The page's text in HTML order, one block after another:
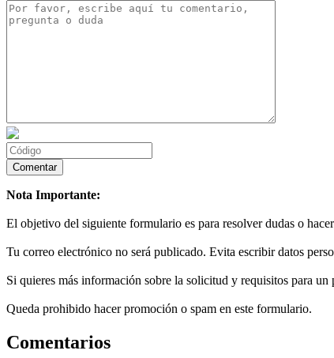
Nota Importante:
El objetivo del siguiente formulario es para resolver dudas o
Tu correo electrónico no será publicado. Evita escribir datos
Si quieres más información sobre la solicitud y requisitos para
Queda prohibido hacer promoción o spam en este formulario.
Comentarios